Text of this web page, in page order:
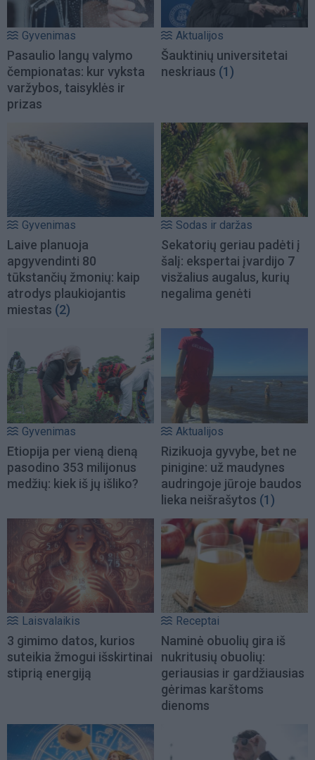
Gyvenimas
Pasaulio langų valymo
čempionatas: kur vyksta
varžybos, taisyklės ir
prizas
Aktualijos
Šauktinių universitetai
neskriaus (1)
Gyvenimas
Laive planuoja
apgyvendinti 80
tūkstančių žmonių: kaip
atrodys plaukiojantis
miestas (2)
Sodas ir daržas
Sekatorių geriau padėti į
šalį: ekspertai įvardijo 7
visžalius augalus, kurių
negalima genėti
Gyvenimas
Etiopija per vieną dieną
pasodino 353 milijonus
medžių: kiek iš jų išliko?
Aktualijos
Rizikuoja gyvybe, bet ne
pinigine: už maudynes
audringoje jūroje baudos
lieka neišrašytos (1)
Laisvalaikis
3 gimimo datos, kurios
suteikia žmogui išskirtinai
stiprią energiją
Receptai
Naminė obuolių gira iš
nukritusių obuolių:
geriausias ir gardžiausias
gėrimas karštoms
dienoms